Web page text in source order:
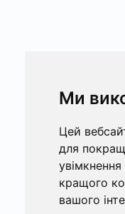
Ми
Цей
для
увімкнення
кращого
вашого